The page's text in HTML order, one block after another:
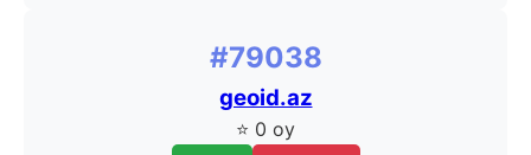
#79038
geoid.az
⭐ 0 oy